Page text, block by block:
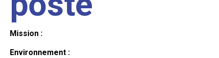
Mission :
Environnement :